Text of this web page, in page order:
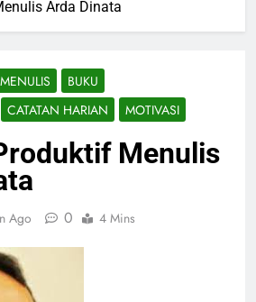
Arda Dinata
BUKU
CATATAN HARIAN MOTIVASI
Menulis
Ago 0 4 Mins